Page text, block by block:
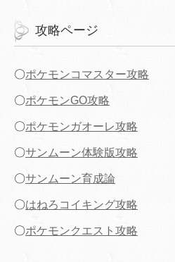
攻略ページ
〇ポケモンコマスター攻略
〇ポケモンGO攻略
〇ポケモンガオーレ攻略
〇サンムーン体験版攻略
〇サンムーン育成論
〇はねろコイキング攻略
〇ポケモンクエスト攻略